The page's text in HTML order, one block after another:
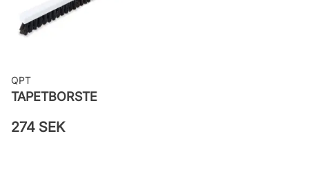
Leverantörens artikelnummer:
38762
QPT
TAPETBORSTE
274 SEK